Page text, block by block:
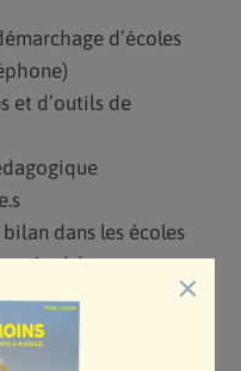
d’écoles
et d’outils de
dans les écoles
école)
de l’année
de leurs
×